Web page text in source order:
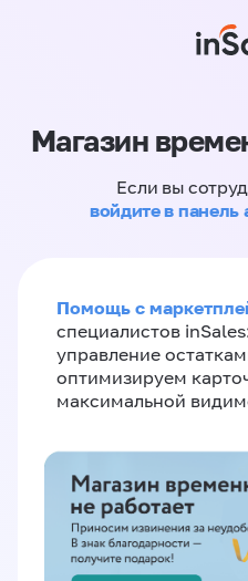
Магазин
Если вы
войдите в панель
Помощь с
специалистов
управление
оптимизируем
максимальной